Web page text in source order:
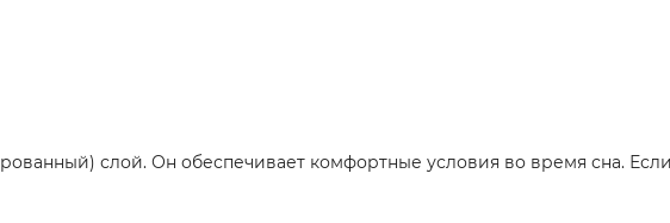
слой. Он обеспечивает комфортные условия во время сна.